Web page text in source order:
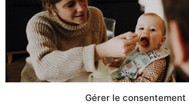
Gérer le consentement